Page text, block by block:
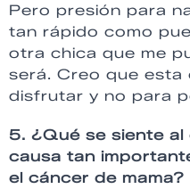
Pero presión para
tan rápido como
otra chica que me
será. Creo que esta
disfrutar y no para
5. ¿Qué se siente
causa tan
el cáncer de mama?